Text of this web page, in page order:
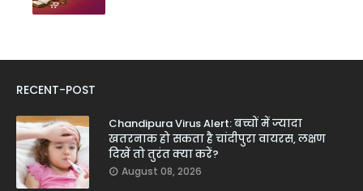
RECENT-POST
Chandipura Virus Alert: बच्चों में ज्यादा
खतरनाक हो सकता है चांदीपुरा वायरस, लक्षण
दिखें तो तुरंत क्या करें?
August 08, 2026